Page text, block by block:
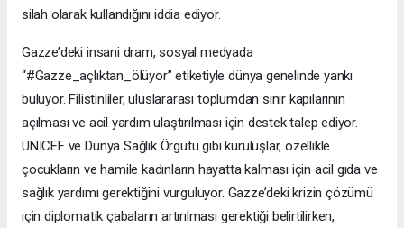
silah olarak kullandığını iddia ediyor.
Gazze’deki insani dram, sosyal medyada
“#Gazze_açlıktan_ölüyor” etiketiyle dünya genelinde yankı
buluyor. Filistinliler, uluslararası toplumdan sınır kapılarının
açılması ve acil yardım ulaştırılması için destek talep ediyor.
UNICEF ve Dünya Sağlık Örgütü gibi kuruluşlar, özellikle
çocukların ve hamile kadınların hayatta kalması için acil gıda ve
sağlık yardımı gerektiğini vurguluyor. Gazze’deki krizin çözümü
için diplomatik çabaların artırılması gerektiği belirtilirken,